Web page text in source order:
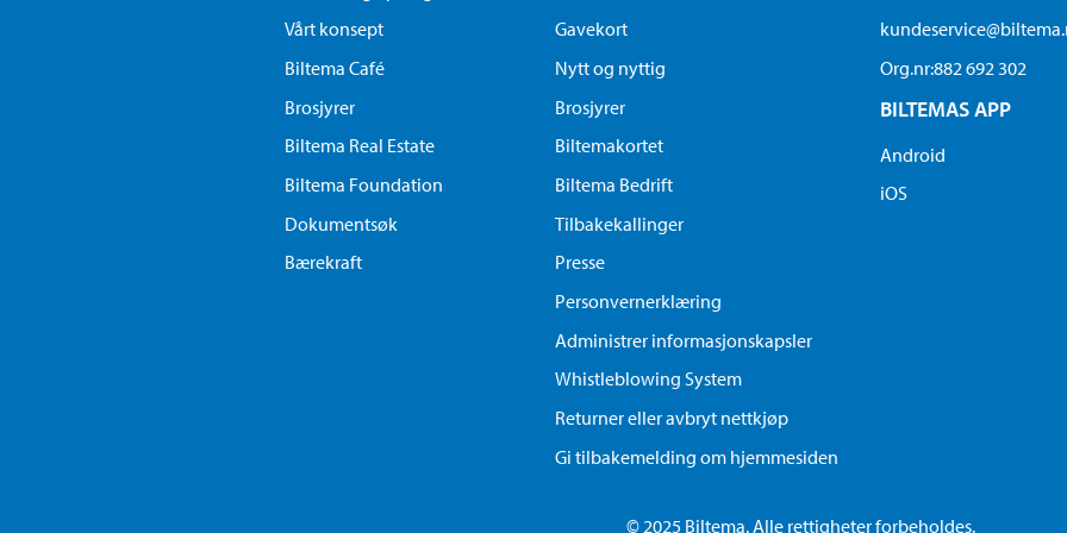
Vårt konsept
Biltema Café
Brosjyrer
Biltema Real Estate
Biltema Foundation
Dokumentsøk
Bærekraft
Gavekort
Nytt og nyttig
Brosjyrer
Biltemakortet
Biltema Bedrift
Tilbakekallinger
Presse
Personvernerklæring
Administrer informasjonskapsler
Whistleblowing System
Returner eller avbryt nettkjøp
Gi tilbakemelding om hjemmesiden
Org.nr:882 692 302
BILTEMAS APP
Android
iOS
© 2025 Biltema. Alle rettigheter forbeholdes.